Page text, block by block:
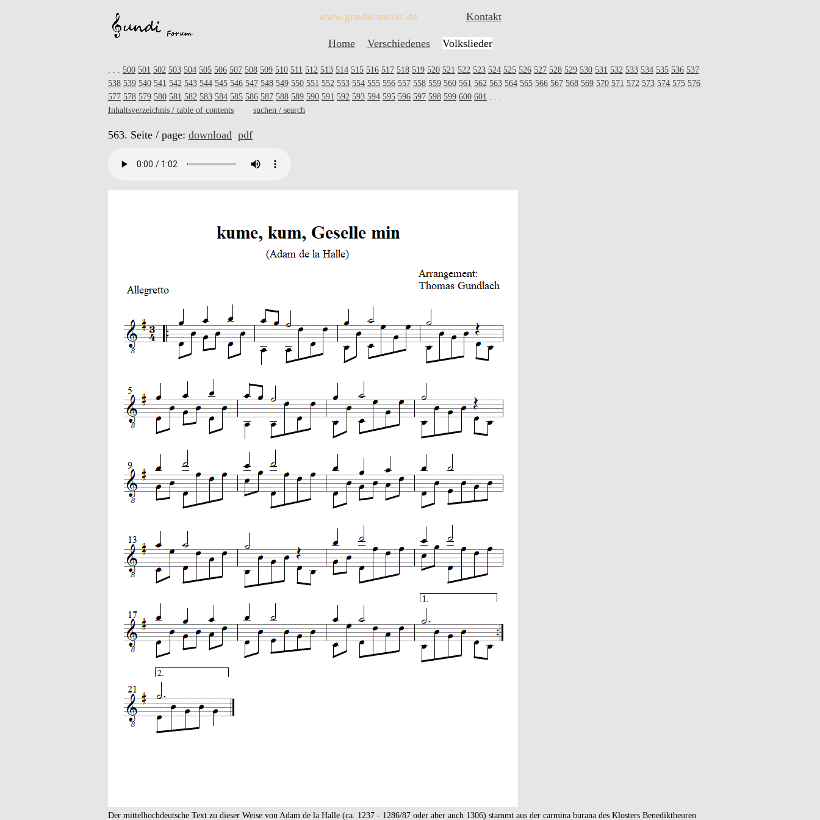
www.gundis-music.de Kontakt
Home Verschiedenes Volkslieder
. . . 500 501 502 503 504 505 506 507 508 509 510 511 512 513 514 515 516 517 518 519 520 521 522 523 524 525 526 527 528 529 530 531 532 533 534 535 536 537
538 539 540 541 542 543 544 545 546 547 548 549 550 551 552 553 554 555 556 557 558 559 560 561 562 563 564 565 566 567 568 569 570 571 572 573 574 575 576
577 578 579 580 581 582 583 584 585 586 587 588 589 590 591 592 593 594 595 596 597 598 599 600 601 . . .
Inhaltsverzeichnis / table of contents
suchen / search
563. Seite / page: download pdf
Der mittelhochdeutsche Text zu dieser Weise von Adam de la Halle (ca. 1237 - 1286/87 oder aber auch 1306) stammt aus der carmina burana des Klosters Benediktbeuren